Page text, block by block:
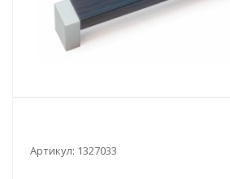
Артикул: 1327033